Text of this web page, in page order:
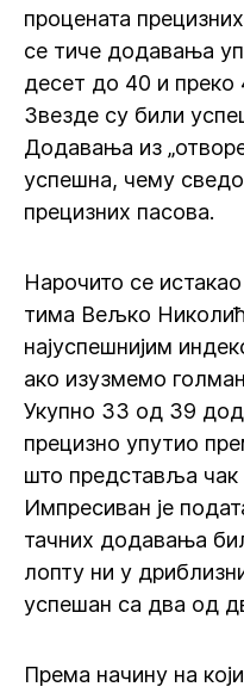
процената
се тиче додавања
десет до 40 и
Звезде су били
Додавања из
успешна, чему
прецизних пасова.
Нарочито се
тима Вељко Николић
најуспешнијим
ако изузмемо
Укупно 33 од 39
прецизно упутио
што представља
Импресиван је
тачних додавања
лопту ни у
успешан са два од
Према начину на